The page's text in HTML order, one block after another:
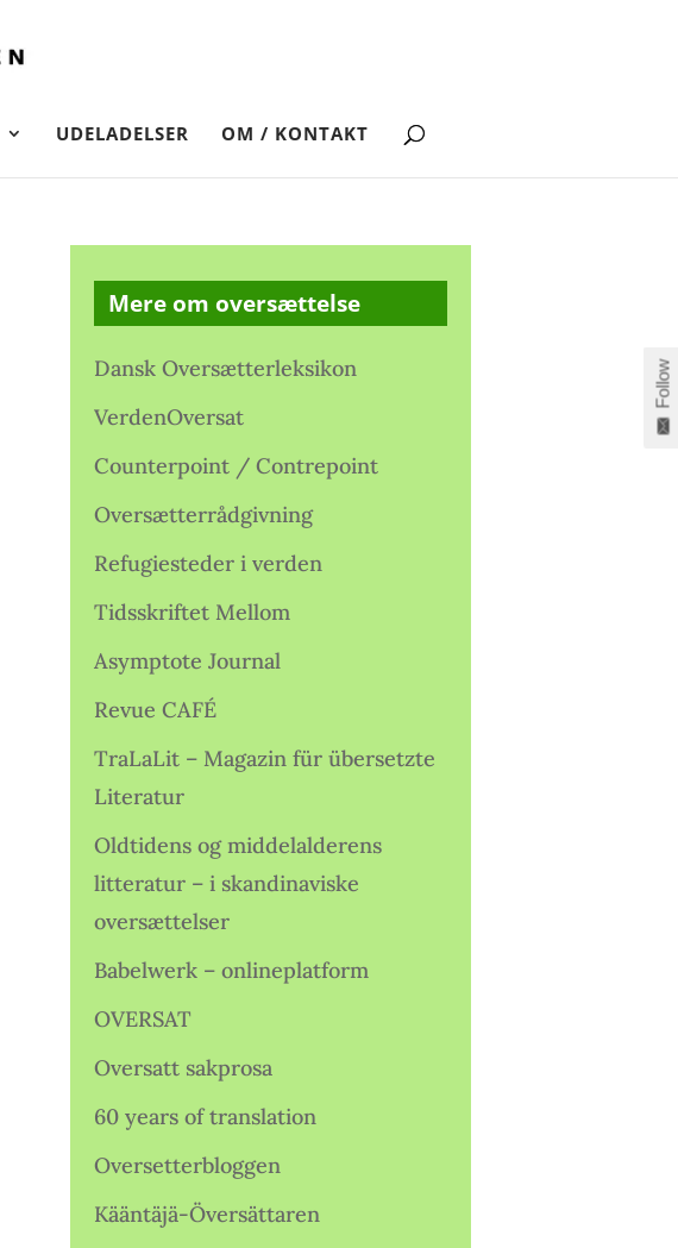
UDELADELSER OM / KONTAKT
Mere om oversættelse
Dansk Oversætterleksikon
VerdenOversat
Counterpoint / Contrepoint
Oversætterrådgivning
Refugiesteder i verden
Tidsskriftet Mellom
Asymptote Journal
Revue CAFÉ
TraLaLit – Magazin für übersetzte
Literatur
Oldtidens og middelalderens
litteratur – i skandinaviske
oversættelser
Babelwerk – onlineplatform
OVERSAT
Oversatt sakprosa
60 years of translation
Oversetterbloggen
Kääntäjä-Översättaren
Follow